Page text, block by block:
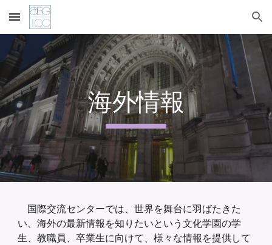
Skip to main content Skip to navigation
海外情報
国際交流センターでは、世界を舞台に羽ばたきた
い、海外の最新情報を知りたいという文化学園の学
生、教職員、卒業生に向けて、様々な情報を提供して